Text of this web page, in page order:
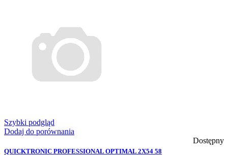
Szybki podgląd
Dodaj do porównania
Dostępny
QUICKTRONIC PROFESSIONAL OPTIMAL 2X54 58